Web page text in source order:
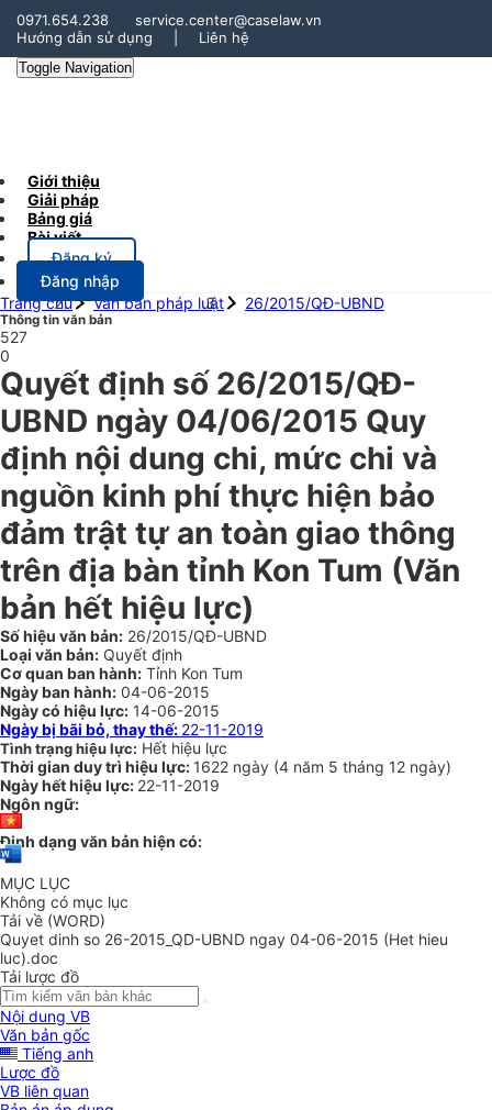
0971.654.238
service.center@caselaw.vn
Hướng dẫn sử dụng
Liên hệ
Toggle Navigation
Giới thiệu
Giải pháp
Bảng giá
Bài viết
Đăng ký
Đăng nhập
Trang chủ
Văn bản pháp luật 26/2015/QĐ-UBND
Thông tin văn bản
527
0
Quyết định số 26/2015/QĐ-
UBND ngày 04/06/2015 Quy
định nội dung chi, mức chi và
nguồn kinh phí thực hiện bảo
đảm trật tự an toàn giao thông
trên địa bàn tỉnh Kon Tum (Văn
bản hết hiệu lực)
Số hiệu văn bản: 26/2015/QĐ-UBND
Loại văn bản: Quyết định
Cơ quan ban hành: Tỉnh Kon Tum
Ngày ban hành: 04-06-2015
Ngày có hiệu lực: 14-06-2015
Ngày bị bãi bỏ, thay thế: 22-11-2019
Tình trạng hiệu lực: Hết hiệu lực
Thời gian duy trì hiệu lực: 1622 ngày (4 năm 5 tháng 12 ngày)
Ngày hết hiệu lực: 22-11-2019
Ngôn ngữ:
Định dạng văn bản hiện có:
MỤC LỤC
Không có mục lục
Tải về (WORD)
Quyet dinh so 26-2015_QD-UBND ngay 04-06-2015 (Het hieu
luc).doc
Tải lược đồ
Nội dung VB
Văn bản gốc
Tiếng anh
Lược đồ
VB liên quan